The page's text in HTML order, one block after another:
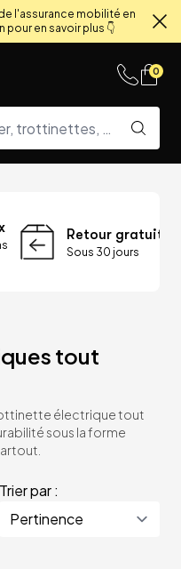
l'assurance mobilité en
pour en savoir plus 👇
0
Retour gratuit
Sous 30 jours
tout
électrique tout
sous la forme
Trier par :